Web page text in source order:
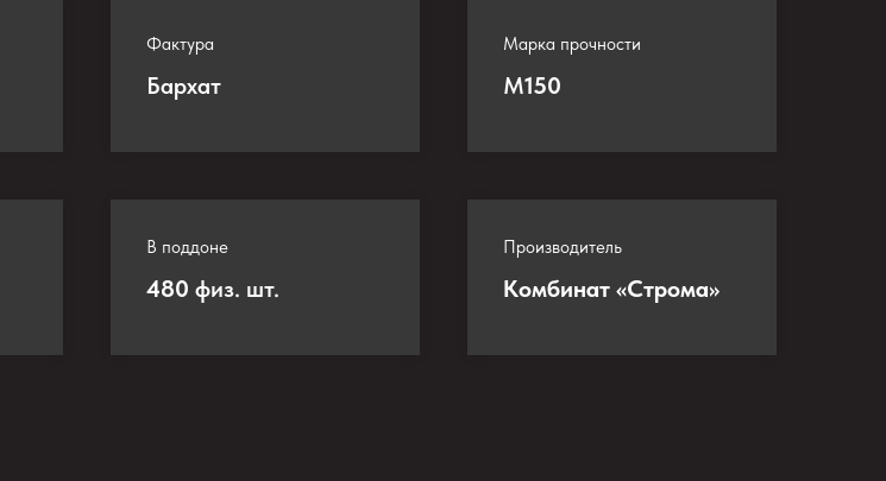
Фактура
Бархат
Марка прочности
М150
В поддоне
480 физ. шт.
Производитель
Комбинат «Строма»